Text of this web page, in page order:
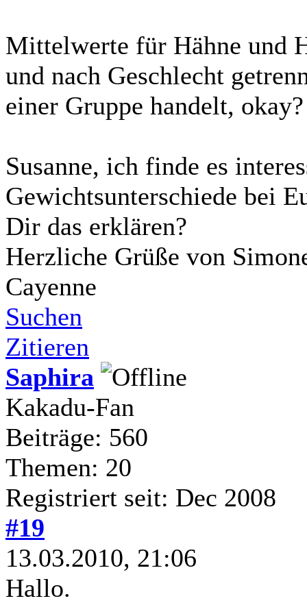
Mittelwerte für Hähne und
und nach Geschlecht
einer Gruppe handelt, okay?
Susanne, ich finde es
Gewichtsunterschiede bei
Dir das erklären?
Herzliche Grüße von
Cayenne
Suchen
Zitieren
Saphira
Kakadu-Fan
Beiträge: 560
Themen: 20
Registriert seit: Dec 2008
#19
13.03.2010, 21:06
Hallo.